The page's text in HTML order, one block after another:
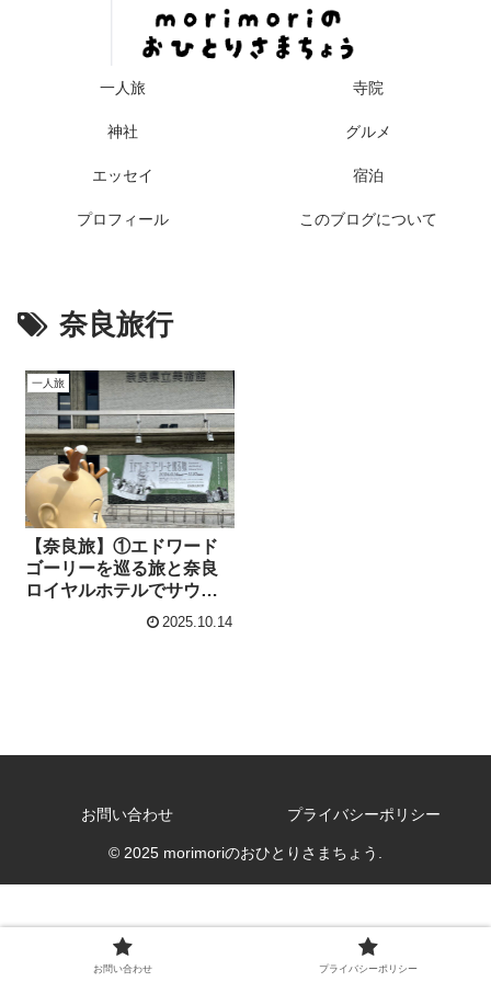
一人旅 寺院
神社 グルメ
エッセイ 宿泊
プロフィール このブログについて
奈良旅行
一人旅
【奈良旅】①エドワード
ゴーリーを巡る旅と奈良
ロイヤルホテルでサウナ
2025.10.14
お問い合わせ プライバシーポリシー
© 2025 morimoriのおひとりさまちょう.
お問い合わせ プライバシーポリシー